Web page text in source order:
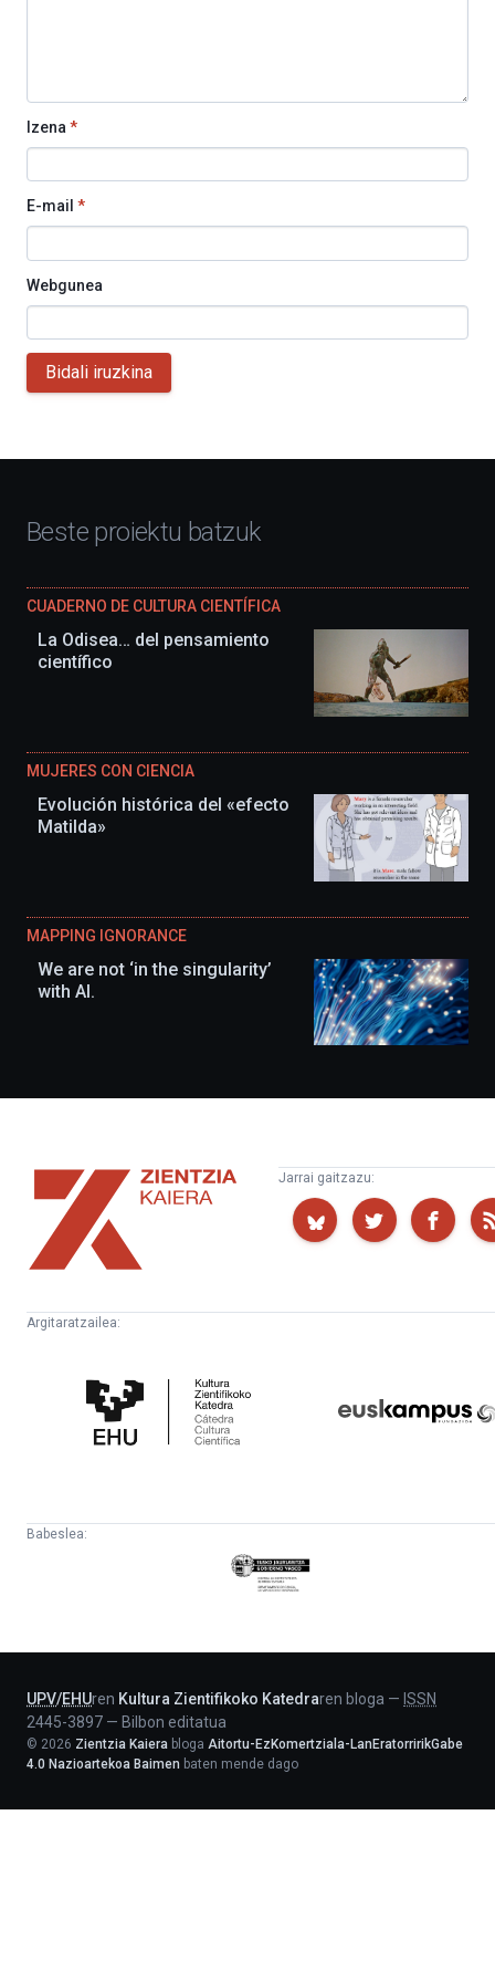
Izena *
E-mail *
Webgunea
Bidali iruzkina
Beste proiektu batzuk
CUADERNO DE CULTURA CIENTÍFICA
La Odisea… del pensamiento
científico
MUJERES CON CIENCIA
Evolución histórica del «efecto
Matilda»
MAPPING IGNORANCE
We are not ‘in the singularity’
with AI.
Zientzia
Kaiera
Jarrai gaitzazu:
Argitaratzailea:
Zientifikoko
Katedra
Babeslea:
Eusko
Jaurlaritza
UPV/EHUren Kultura Zientifikoko Katedraren bloga — ISSN
2445-3897 — Bilbon editatua
© 2026 Zientzia Kaiera bloga Aitortu-EzKomertziala-LanEratorririkGabe
4.0 Nazioartekoa Baimen baten mende dago